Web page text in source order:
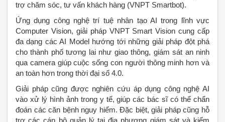
trợ chăm sóc, tư vấn khách hàng (VNPT Smartbot).
Ứng dụng công nghệ trí tuệ nhân tạo AI trong lĩnh vực
Computer Vision, giải pháp VNPT Smart Vision cung cấp
đa dạng các AI Model hướng tới những giải pháp đột phá
cho thành phố tương lai như giao thông, giám sát an ninh
qua camera giúp cuộc sống con người thông minh hơn và
an toàn hơn trong thời đại số 4.0.
Giải pháp cũng được nghiên cứu áp dụng công nghệ AI
vào xử lý hình ảnh trong y tế, giúp các bác sĩ có thể chẩn
đoán các căn bệnh nguy hiểm. Đặc biệt, giải pháp cũng hỗ
trợ các cán bộ quản lý tại địa phương giám sát và kiểm